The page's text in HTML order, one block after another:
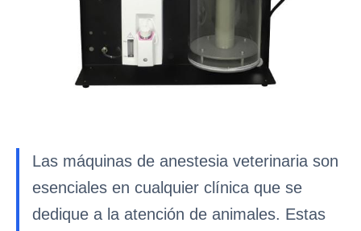
Las máquinas de anestesia veterinaria son
esenciales en cualquier clínica que se
dedique a la atención de animales. Estas